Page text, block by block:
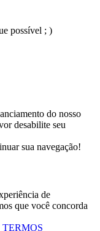
possível ; )
do nosso
desabilite seu
sua navegação!
de
que você concorda
TERMOS